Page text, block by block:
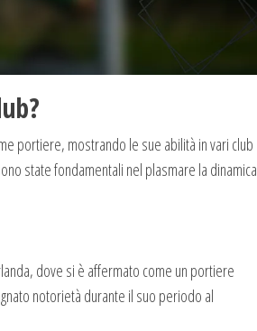
portiere, mostrando le sue abilità in vari club
state fondamentali nel plasmare la dinamica
dove si è affermato come un portiere
notorietà durante il suo periodo al